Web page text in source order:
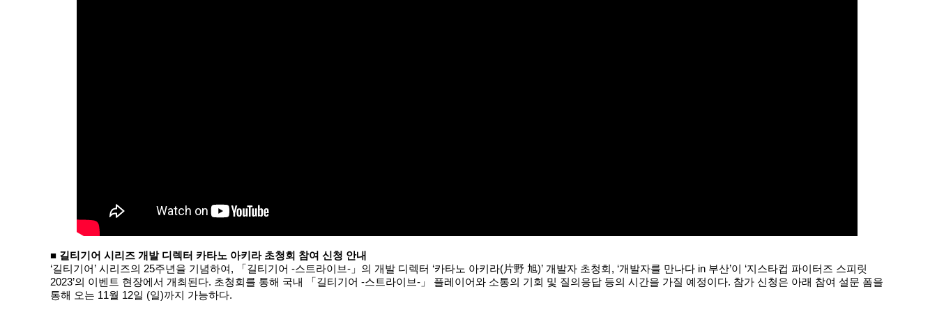
■ 길티기어 시리즈 개발 디렉터 카타노 아키라 초청회 참여 신청 안내
‘길티기어’ 시리즈의 25주년을 기념하여, 「길티기어 -스트라이브-」의 개발 디렉터 ‘카타노 아키라(片野 旭)’ 개발자 초청회, ‘개발자를 만나다 in 부산’이 ‘지스타컵 파이터즈 스피릿
2023’의 이벤트 현장에서 개최된다. 초청회를 통해 국내 「길티기어 -스트라이브-」 플레이어와 소통의 기회 및 질의응답 등의 시간을 가질 예정이다. 참가 신청은 아래 참여 설문 폼을
통해 오는 11월 12일 (일)까지 가능하다.